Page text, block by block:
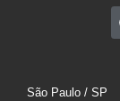
São Paulo / SP